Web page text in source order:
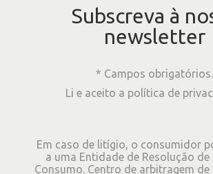
Subscreva à
newsletter
* Campos obrigatórios.
Li e aceito a política de
Em caso de litígio, o consumidor
a uma Entidade de Resolução
Consumo. Centro de arbitragem